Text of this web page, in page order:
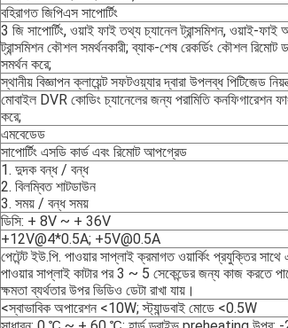
বহিরাগত জিপিএস সাপোর্টিং
3 জি সাপোর্টিং, ওয়াই ফাই তথ্য চ্যানেল ট্রান্সমিশন, ওয়াই-ফাই
ট্রান্সমিশন কৌশল সমর্থনকারী; ব্যাক-শেষ রেকর্ডিং কৌশল
সমর্থন করে;
স্থানীয় বিজ্ঞাপন ক্লায়েন্ট সফটওয়্যার দ্বারা উপলব্ধ পিটিজেড
মোবাইল DVR কোডিং চ্যানেলের জন্য পরামিতি কনফিগারেশন
করে;
এমবেডেড
সাপোর্টিং এসডি কার্ড এবং রিমোট আপগ্রেড
1. দুদক বন্ধ / বন্ধ
2. বিলম্বিত শাটডাউন
3. সময় / বন্ধ সময়
ডিসি: + 8V ~ + 36V
+12V@4*0.5A; +5V@0.5A
পেটেন্ট ইউ.পি. পাওয়ার সাপ্লাই ক্রমাগত ওয়ার্কিং প্রযুক্তির সাথে
পাওয়ার সাপ্লাই কাটার পর 3 ~ 5 সেকেন্ডের জন্য কাজ করতে
ক্ষমতা ব্যর্থতার উপর ভিডিও ডেটা রাখা যায়।
<স্বাভাবিক অপারেশন <10W; স্ট্যান্ডবাই মোডে <0.5W